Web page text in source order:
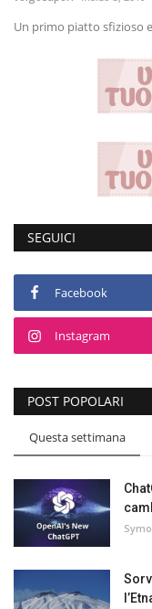
Volgo Academy
Recensioni
Galleria
Shop
Un primo piatto sfizioso
SEGUICI
Facebook
Instagram
POST POPOLARI
Questa settimana